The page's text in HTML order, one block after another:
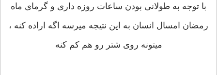
با توجه به طولانی بودن ساعات روزه داری و گرمای ماه
رمضان امسال انسان به این نتیجه میرسه اگه اراده کنه ،
میتونه روی شتر رو هم کم کنه